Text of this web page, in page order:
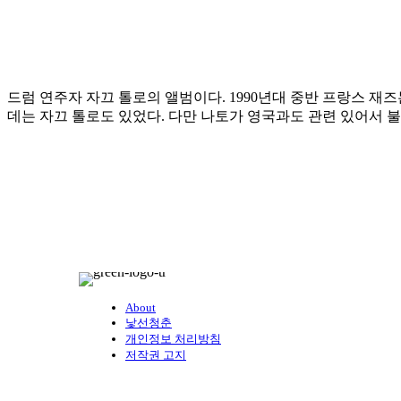
드럼 연주자 자끄 톨로의 앨범이다. 1990년대 중반 프랑스 재
데는 자끄 톨로도 있었다. 다만 나토가 영국과도 관련 있어서
About
낯선청춘
개인정보 처리방침
저작권 고지